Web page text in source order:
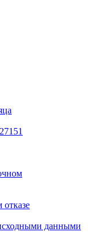
данными